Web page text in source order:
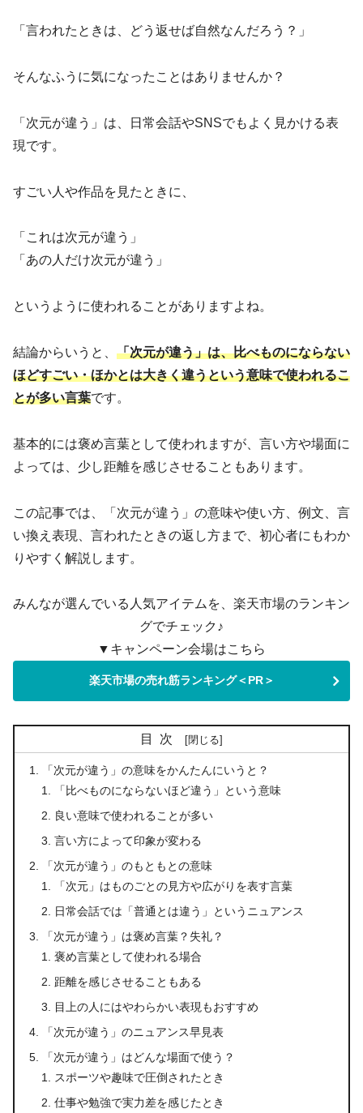
「言われたときは、どう返せば自然なんだろう？」
そんなふうに気になったことはありませんか？
「次元が違う」は、日常会話やSNSでもよく見かける表
現です。
すごい人や作品を見たときに、
「これは次元が違う」
「あの人だけ次元が違う」
というように使われることがありますよね。
結論からいうと、 「次元が違う」は、比べものにならない
ほどすごい・ほかとは大きく違うという意味で使われるこ
とが多い言葉です。
基本的には褒め言葉として使われますが、言い方や場面に
よっては、少し距離を感じさせることもあります。
この記事では、「次元が違う」の意味や使い方、例文、言
い換え表現、言われたときの返し方まで、初心者にもわか
りやすく解説します。
みんなが選んでいる人気アイテムを、楽天市場のランキン
グでチェック♪
▼キャンペーン会場はこちら
楽天市場の売れ筋ランキング＜PR＞
目次
「次元が違う」の意味をかんたんにいうと？
「比べものにならないほど違う」という意味
良い意味で使われることが多い
言い方によって印象が変わる
「次元が違う」のもともとの意味
「次元」はものごとの見方や広がりを表す言葉
日常会話では「普通とは違う」というニュアンス
「次元が違う」は褒め言葉？失礼？
褒め言葉として使われる場合
距離を感じさせることもある
目上の人にはやわらかい表現もおすすめ
「次元が違う」のニュアンス早見表
「次元が違う」はどんな場面で使う？
スポーツや趣味で圧倒されたとき
仕事や勉強で実力差を感じたとき